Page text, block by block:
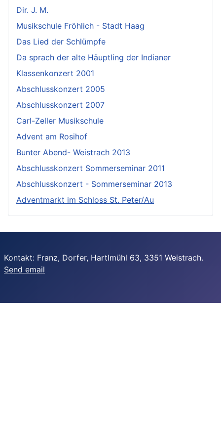
Dir. J. M.
Musikschule Fröhlich - Stadt Haag
Das Lied der Schlümpfe
Da sprach der alte Häuptling der Indianer
Klassenkonzert 2001
Abschlusskonzert 2005
Abschlusskonzert 2007
Carl-Zeller Musikschule
Advent am Rosihof
Bunter Abend- Weistrach 2013
Abschlusskonzert Sommerseminar 2011
Abschlusskonzert - Sommerseminar 2013
Adventmarkt im Schloss St. Peter/Au
Kontakt: Franz, Dorfer, Hartlmühl 63, 3351 Weistrach.
Send email